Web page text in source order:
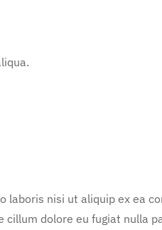
nisi ut aliquip ex ea
dolore eu fugiat nulla